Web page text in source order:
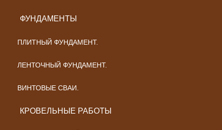
ФУНДАМЕНТЫ
ПЛИТНЫЙ ФУНДАМЕНТ.
ЛЕНТОЧНЫЙ ФУНДАМЕНТ.
ВИНТОВЫЕ СВАИ.
КРОВЕЛЬНЫЕ РАБОТЫ